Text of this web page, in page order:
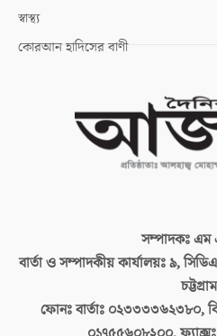
স্বাস্থ্য
কোরআন হাদিসের বাণী
সম্পাদকঃএম
বার্তা ও সম্পাদকীয় কার্যালয়ঃ৯,
ফোনঃ বার্তাঃ ০২৩৩৩৩৬২৩৮০,